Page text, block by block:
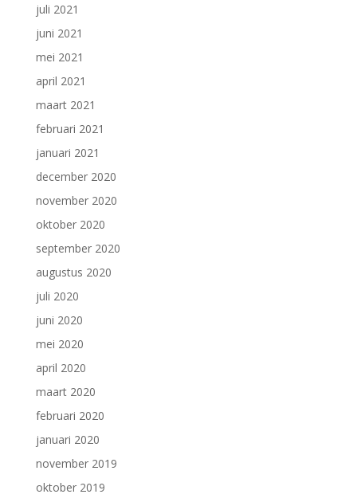
juli 2021
juni 2021
mei 2021
april 2021
maart 2021
februari 2021
januari 2021
december 2020
november 2020
oktober 2020
september 2020
augustus 2020
juli 2020
juni 2020
mei 2020
april 2020
maart 2020
februari 2020
januari 2020
november 2019
oktober 2019